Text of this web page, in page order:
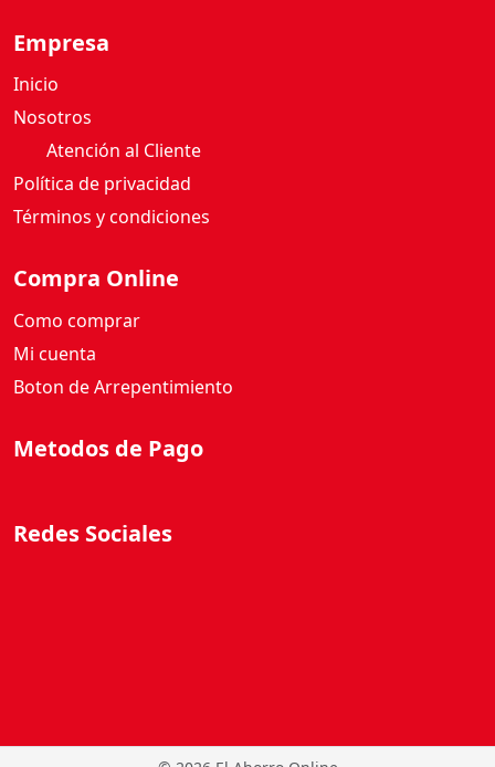
Empresa
Inicio
Nosotros
Atención al Cliente
Política de privacidad
Términos y condiciones
Compra Online
Como comprar
Mi cuenta
Boton de Arrepentimiento
Metodos de Pago
Redes Sociales